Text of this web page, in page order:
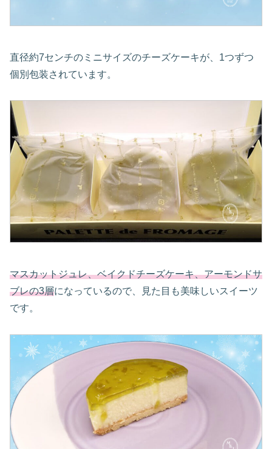
直径約7センチのミニサイズのチーズケーキが、1つずつ
個別包装されています。
マスカットジュレ、ベイクドチーズケーキ、アーモンドサ
ブレの3層になっているので、見た目も美味しいスイーツ
です。